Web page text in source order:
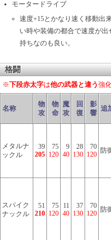
モータードライブ
速度+15とかなり速く移動出
い時や装備の都合で速度が
持ちなのも良い。
格闘
※下段赤太字は他の武器と違う 強
名称
物
攻
物
命
魔
攻
回
復
影
響
追
メタルナ
ックル
39
205
75
120
9
40
28
130
70
120
防
スパイク
ナックル
51
210
75
120
11
40
37
130
70
120
防